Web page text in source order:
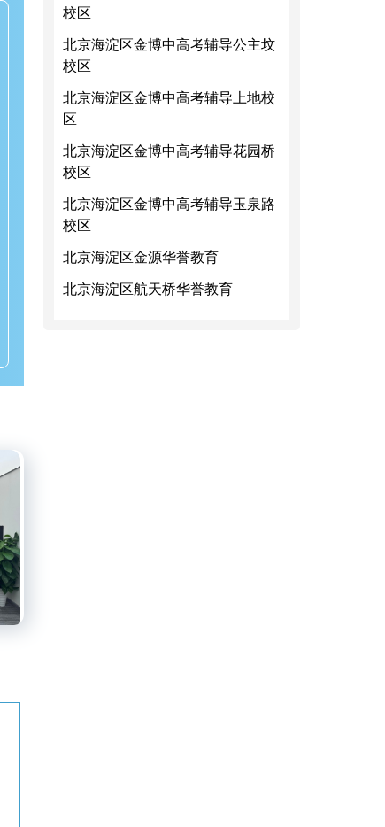
校区
北京海淀区金博中高考辅导公主坟
校区
北京海淀区金博中高考辅导上地校
区
北京海淀区金博中高考辅导花园桥
校区
北京海淀区金博中高考辅导玉泉路
校区
北京海淀区金源华誉教育
北京海淀区航天桥华誉教育